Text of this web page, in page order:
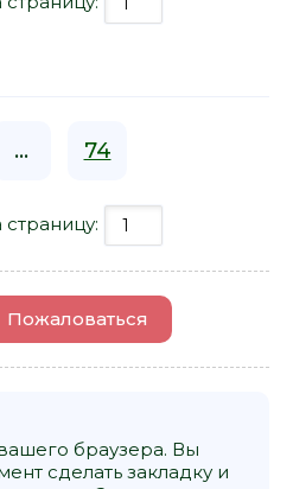
... 74
Пожаловаться
браузера. Вы
сделать закладку и